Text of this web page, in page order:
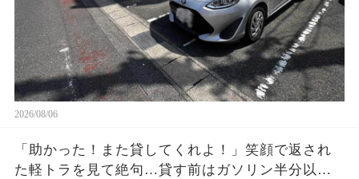
2026/08/06
「助かった！また貸してくれよ！」笑顔で返され
た軽トラを見て絶句…貸す前はガソリン半分以上